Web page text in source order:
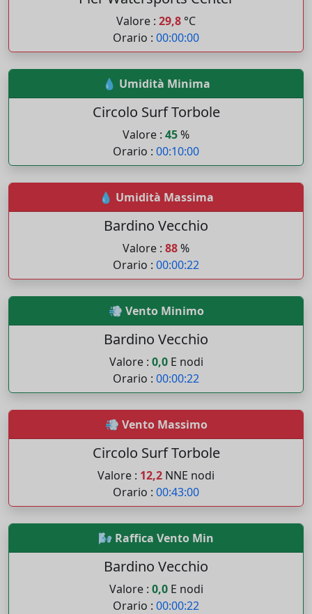
Valore : 29,8 °C
Orario : 00:00:00
💧 Umidità Minima
Circolo Surf Torbole
Valore : 45%
Orario : 00:10:00
💧 Umidità Massima
Bardino Vecchio
Valore : 88%
Orario : 00:00:22
💨 Vento Minimo
Bardino Vecchio
Valore : 0,0E nodi
Orario : 00:00:22
💨 Vento Massimo
Circolo Surf Torbole
Valore : 12,2 NNE nodi
Orario : 00:43:00
🌬️ Raffica Vento Min
Bardino Vecchio
Valore : 0,0E nodi
Orario : 00:00:22